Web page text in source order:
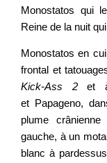
Monostatos qui
Reine de la nuit
Monostatos en
frontal et t
Kick-Ass 2et à
et Papageno,
plume
gauche, àun
blanc à